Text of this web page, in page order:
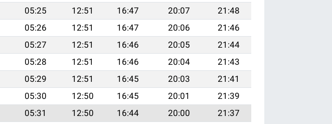
05:25 12:51 16:47 20:07
21:48
05:26 12:51 16:47 20:06
21:46
05:27 12:51 16:46 20:05
21:44
05:28 12:51 16:46 20:04
21:43
05:29 12:51 16:45 20:03
21:41
05:30 12:50 16:45 20:01
21:39
05:31 12:50 16:44 20:00
21:37